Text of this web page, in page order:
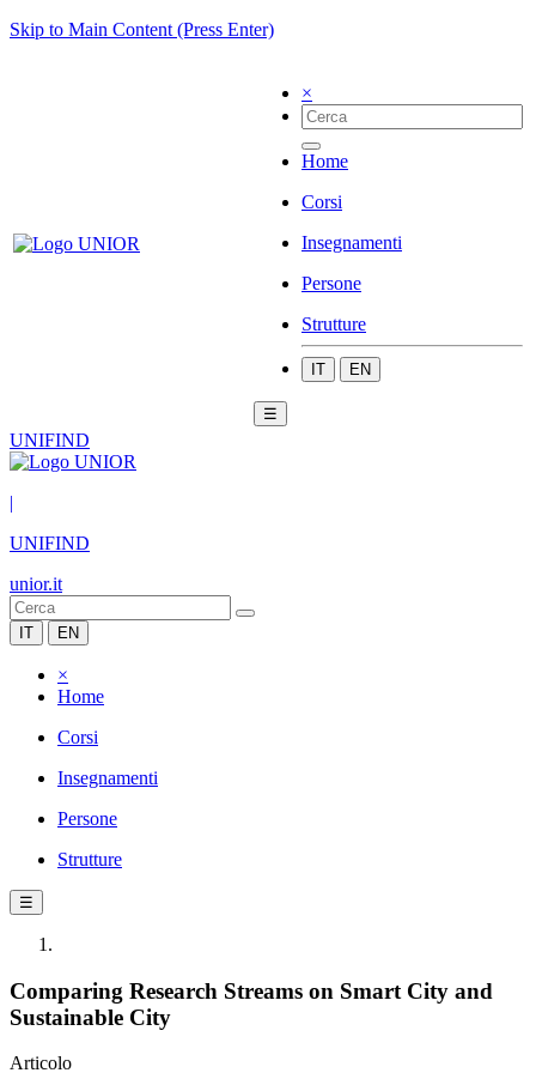
Skip to Main Content (Press Enter)
×
Home
Corsi
Insegnamenti
Persone
Strutture
IT EN
☰
UNIFIND
|
UNIFIND
unior.it
IT EN
×
Home
Corsi
Insegnamenti
Persone
Strutture
☰
Comparing Research Streams on Smart City and
Sustainable City
Articolo